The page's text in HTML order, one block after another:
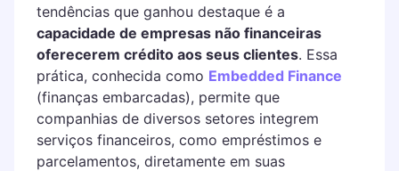
tendências que ganhou destaque é a
capacidade de empresas não financeiras
oferecerem crédito aos seus clientes. Essa
prática, conhecida como Embedded Finance
(finanças embarcadas), permite que
companhias de diversos setores integrem
serviços financeiros, como empréstimos e
parcelamentos, diretamente em suas